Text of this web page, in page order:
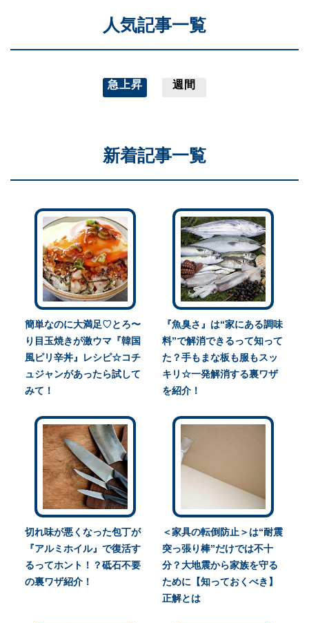
人気記事一覧
急上昇 週間
新着記事一覧
簡単なのに大満足♡とろ〜
り目玉焼きが激ウマ『韓国
風ピリ辛丼』レシピ☆コチ
ュジャンがあったら試して
みて！
『魚臭さ』は“家にある調味
料”で解消できるって知って
た？手もまな板も服もスッ
キリ☆一発解消する裏ワザ
を紹介！
切れ味が悪くなった包丁が
『アルミホイル』で復活す
るってホント！？砥石不要
の裏ワザ紹介！
＜家具の転倒防止＞は“耐震
突っ張り棒”だけでは不十
分？大地震から家族を守る
ために【知っておくべき】
正解とは